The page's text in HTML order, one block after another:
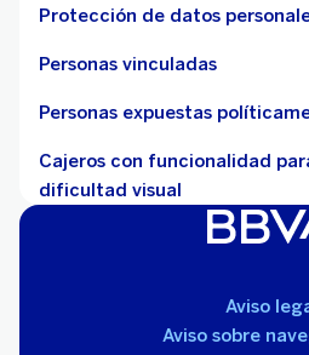
Protección de datos
Personas vinculadas
Personas expuestas
Cajeros con funcionalidad
dificultad visual
Aviso
Aviso sobre